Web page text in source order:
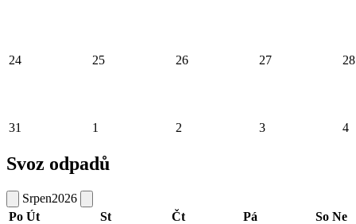
24 25 26 27 28
31 1 2 3 4
Svoz odpadů
Srpen2026
Po Út St Čt Pá So Ne